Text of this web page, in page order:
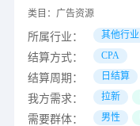
类目： 广告资源
所属行业： 其他行业
结算方式： CPA
结算周期： 日结算
我方需求： 拉新
需要群体： 男性